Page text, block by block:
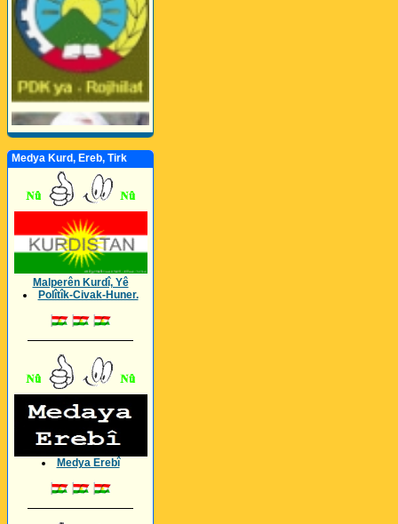
Medya Kurd, Ereb, Tirk
Malperên Kurdî, Yê
Polîtîk-Civak-Huner.
Medya Erebî